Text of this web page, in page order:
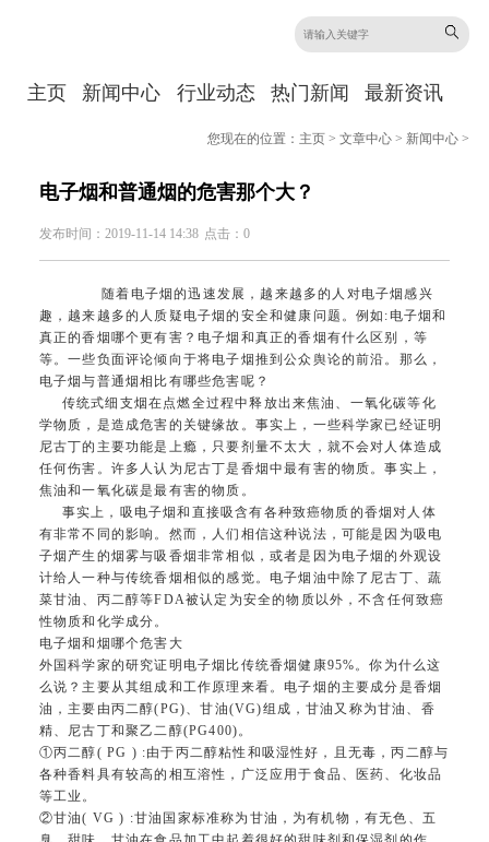
主页 新闻中心 行业动态 热门新闻 最新资讯
您现在的位置： 主页 >文章中心 > 新闻中心 >
电子烟和普通烟的危害那个大？
发布时间：2019-11-14 14:38 点击：0
随着电子烟的迅速发展，越来越多的人对电子烟感兴
趣，越来越多的人质疑电子烟的安全和健康问题。例如:电子烟和
真正的香烟哪个更有害？电子烟和真正的香烟有什么区别，等
等。一些负面评论倾向于将电子烟推到公众舆论的前沿。那么，
电子烟与普通烟相比有哪些危害呢？
传统式细支烟在点燃全过程中释放出来焦油、一氧化碳等化
学物质，是造成危害的关键缘故。事实上，一些科学家已经证明
尼古丁的主要功能是上瘾，只要剂量不太大，就不会对人体造成
任何伤害。许多人认为尼古丁是香烟中最有害的物质。事实上，
焦油和一氧化碳是最有害的物质。
事实上，吸电子烟和直接吸含有各种致癌物质的香烟对人体
有非常不同的影响。然而，人们相信这种说法，可能是因为吸电
子烟产生的烟雾与吸香烟非常相似，或者是因为电子烟的外观设
计给人一种与传统香烟相似的感觉。电子烟油中除了尼古丁、蔬
菜甘油、丙二醇等FDA被认定为安全的物质以外，不含任何致癌
性物质和化学成分。
电子烟和烟哪个危害大
外国科学家的研究证明电子烟比传统香烟健康95%。你为什么这
么说？主要从其组成和工作原理来看。电子烟的主要成分是香烟
油，主要由丙二醇(PG)、甘油(VG)组成，甘油又称为甘油、香
精、尼古丁和聚乙二醇(PG400)。
①丙二醇( PG ) :由于丙二醇粘性和吸湿性好，且无毒，丙二醇与
各种香料具有较高的相互溶性，广泛应用于食品、医药、化妆品
等工业。
②甘油( VG ) :甘油国家标准称为甘油，为有机物，有无色、五